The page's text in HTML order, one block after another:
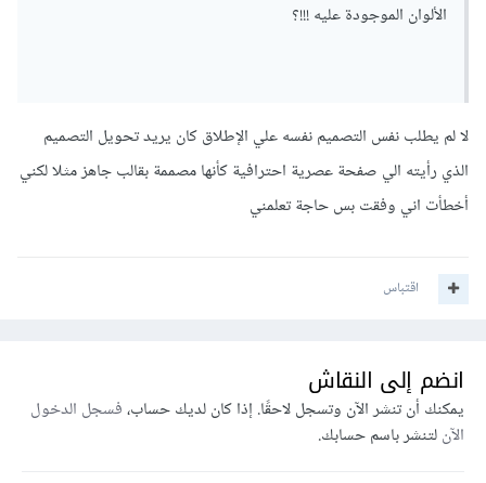
الألوان الموجودة عليه !!!؟
لا لم يطلب نفس التصميم نفسه علي الإطلاق كان يريد تحويل التصميم
الذي رأيته الي صفحة عصرية احترافية كأنها مصممة بقالب جاهز مثلا لكني
أخطأت اني وفقت بس حاجة تعلمني
اقتباس
انضم إلى النقاش
يمكنك أن تنشر الآن وتسجل لاحقًا. إذا كان لديك حساب،فسجل الدخول
الآنلتنشر باسم حسابك.